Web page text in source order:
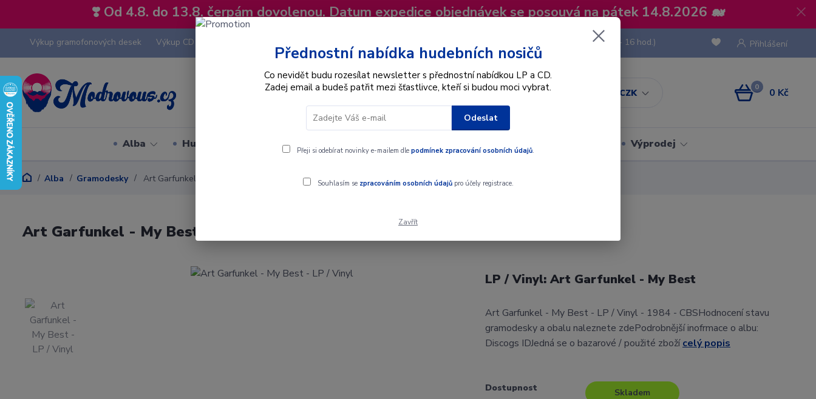
❣️ Od 4.8. do 13.8. čerpám dovolenou. Datum expedice objednávek se posouvá na pátek 14.8.2026 🐋
Výkup gramofonových desek Výkup CD
CZK
Přihlášení
Hledat
(Po-Pá, 8 - 16 hod.)
0 0 Kč
Alba Hudební styly Interpret Dárkové poukazy Výprodej
Alba Gramodesky Art Garfunkel - My Best - LP / Vinyl
Art Garfunkel - My Best - LP / Vinyl
LP / Vinyl: Art Garfunkel - My Best
Art Garfunkel - My Best - LP / Vinyl - 1984 - CBSHodnocení stavu
gramodesky a obalu naleznete zdePodrobnější inofrmace o albu:
Discogs IDJedná se o bazarové / použité zbožícelý popis
Dostupnost Skladem
Přednostní nabídka hudebních nosičů
Co nevidět budu rozesílat newsletter s přednostní nabídkou LP a CD.
Zadej email a budeš patřit mezi šťastlivce, kteří si budou moci vybrat.
Odeslat
Přeji si odebírat novinky e-mailem dle podmínek zpracování osobních údajů.
Souhlasím se zpracováním osobních údajůpro účely registrace.
Zavřít